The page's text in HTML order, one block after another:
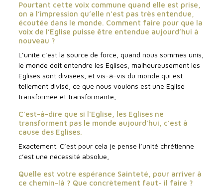
Pourtant cette voix commune quand elle est prise,
on a l’impression qu’elle n’est pas très entendue,
écoutée dans le monde. Comment faire pour que la
voix de l’Eglise puisse être entendue aujourd’hui à
nouveau ?
L’unité c’est la source de force, quand nous sommes unis,
le monde doit entendre les Eglises, malheureusement les
Eglises sont divisées, et vis-à-vis du monde qui est
tellement divisé, ce que nous voulons est une Eglise
transformée et transformante,
C'est-à-dire que si l’Eglise, les Eglises ne
transforment pas le monde aujourd’hui, c’est à
cause des Eglises.
Exactement. C’est pour cela je pense l’unité chrétienne
c’est une nécessité absolue,
Quelle est votre espérance Sainteté, pour arriver à
ce chemin-là ? Que concrètement faut- il faire ?